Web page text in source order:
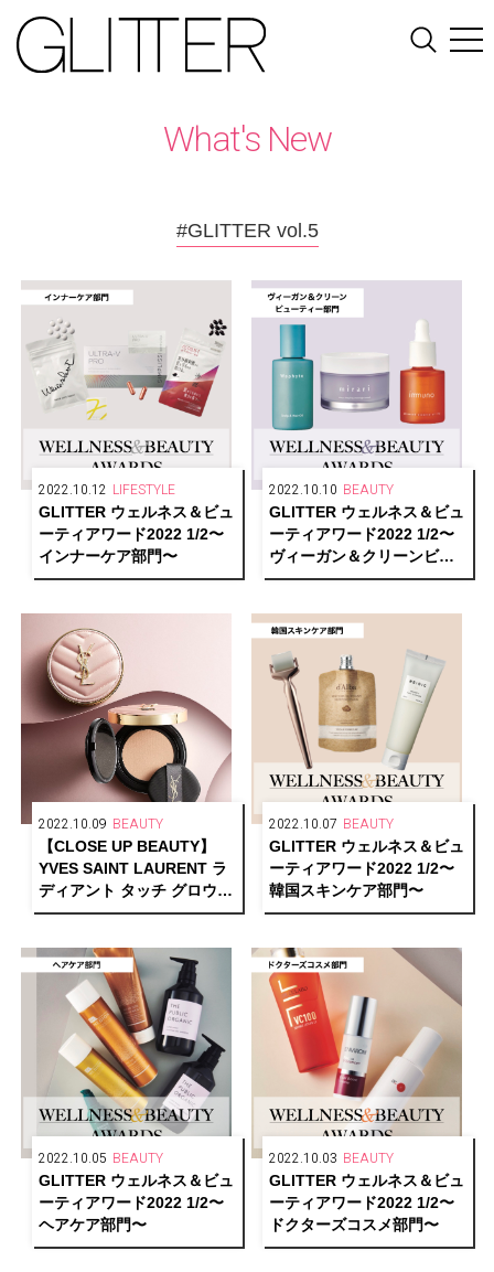
What's New
#GLITTER vol.5
2022.10.12 LIFESTYLE
GLITTER ウェルネス＆ビュ
ーティアワード2022 1/2〜
インナーケア部門〜
2022.10.10 BEAUTY
GLITTER ウェルネス＆ビュ
ーティアワード2022 1/2〜
ヴィーガン＆クリーンビュ
ーティー部門〜
2022.10.09 BEAUTY
【CLOSE UP BEAUTY】
YVES SAINT LAURENT ラ
ディアント タッチ グロウパ
クト
2022.10.07 BEAUTY
GLITTER ウェルネス＆ビュ
ーティアワード2022 1/2〜
韓国スキンケア部門〜
2022.10.05 BEAUTY
GLITTER ウェルネス＆ビュ
ーティアワード2022 1/2〜
ヘアケア部門〜
2022.10.03 BEAUTY
GLITTER ウェルネス＆ビュ
ーティアワード2022 1/2〜
ドクターズコスメ部門〜